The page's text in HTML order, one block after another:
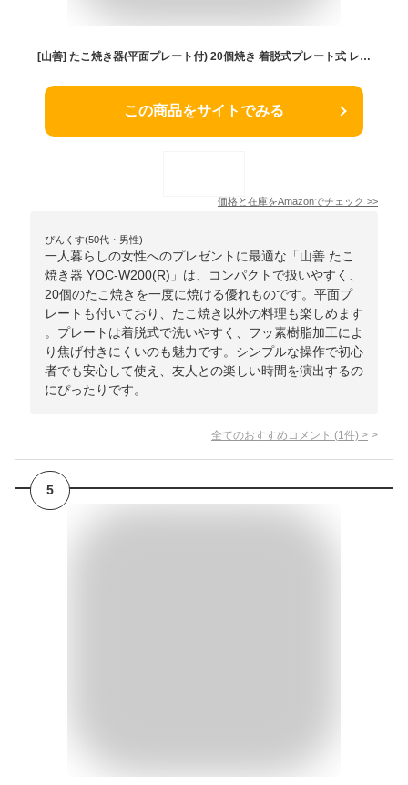
[山善] たこ焼き器(平面プレート付) 20個焼き 着脱式プレート式 レッド YOC-W200(R)
この商品をサイトでみる
価格と在庫をAmazonでチェック >>
ぴんくす(50代・男性)
一人暮らしの女性へのプレゼントに最適な「山善 たこ
焼き器 YOC-W200(R)」は、コンパクトで扱いやすく、
20個のたこ焼きを一度に焼ける優れものです。平面プ
レートも付いており、たこ焼き以外の料理も楽しめます
。プレートは着脱式で洗いやすく、フッ素樹脂加工によ
り焦げ付きにくいのも魅力です。シンプルな操作で初心
者でも安心して使え、友人との楽しい時間を演出するの
にぴったりです。
全てのおすすめコメント (1 件) >
5